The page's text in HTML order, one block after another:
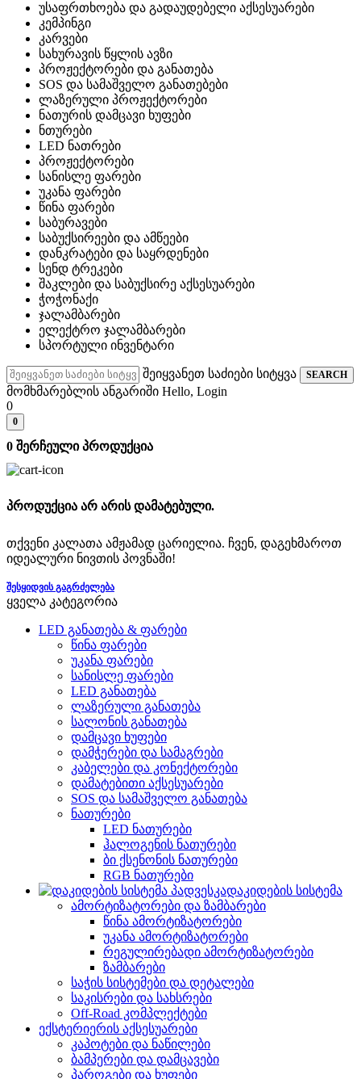
უსაფრთხოება და გადაუდებელი აქსესუარები
კემპინგი
კარვები
სახურავის წყლის ავზი
პროჟექტორები და განათება
SOS და სამაშველო განათებები
ლაზერული პროჟექტორები
ნათურის დამცავი ხუფები
ნთურები
LED ნათრები
პროჟექტორები
სანისლე ფარები
უკანა ფარები
წინა ფარები
საბურავები
საბუქსირეები და ამწეები
დანკრატები და საყრდენები
სენდ ტრეკები
შაკლები და საბუქსირე აქსესუარები
ჭოჭონაქი
ჯალამბარები
ელექტრო ჯალამბარები
სპორტული ინვენტარი
შეიყვანეთ საძიები სიტყვა SEARCH
მომხმარებლის ანგარიში Hello, Login
0
0
0 შერჩეული პროდუქცია
პროდუქცია არ არის დამატებული.
თქვენი კალათა ამჟამად ცარიელია. ჩვენ, დაგეხმაროთ
იდეალური ნივთის პოვნაში!
ᲨᲔᲡᲧᲘᲓᲕᲘᲡ ᲒᲐᲒᲠᲫᲔᲚᲔᲑᲐ
ყველა კატეგორია
LED განათება & ფარები
წინა ფარები
უკანა ფარები
სანისლე ფარები
LED განათება
ლაზერული განათება
სალონის განათება
დამცავი ხუფები
დამჭერები და სამაგრები
კაბელები და კონექტორები
დამატებითი აქსესუარები
SOS და სამაშველო განათება
ნათურები
LED ნათურები
ჰალოგენის ნათურები
ბი ქსენონის ნათურები
RGB ნათურები
დაკიდების სისტემა
ამორტიზატორები და ზამბარები
წინა ამორტიზატორები
უკანა ამორტიზატორები
რეგულირებადი ამორტიზატორები
ზამბარები
საჭის სისტემები და დეტალები
საკისრები და სახსრები
Off-Road კომპლექტები
ექსტერიერის აქსესუარები
კაპოტები და ნაწილები
ბამპერები და დამცავები
პაროგები და ხუფები